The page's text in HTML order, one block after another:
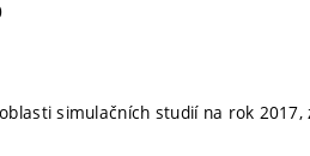
simulačních studií na rok